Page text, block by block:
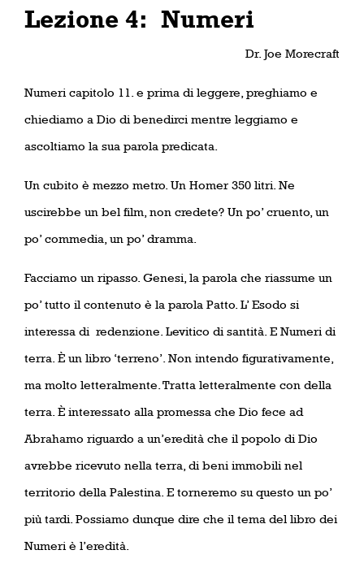
Lezione 4: Numeri
Dr. Joe Morecraft
Numeri capitolo 11. e prima di leggere, preghiamo e
chiediamo a Dio di benedirci mentre leggiamo e
ascoltiamo la sua parola predicata.
Un cubito è mezzo metro. Un Homer 350 litri. Ne
uscirebbe un bel film, non credete? Un po’ cruento, un
po’ commedia, un po’ dramma.
Facciamo un ripasso. Genesi, la parola che riassume un
po’ tutto il contenuto è la parola Patto. L’ Esodo si
interessa di redenzione. Levitico di santità. E Numeri di
terra. È un libro ‘terreno’. Non intendo figurativamente,
ma molto letteralmente. Tratta letteralmente con della
terra. È interessato alla promessa che Dio fece ad
Abrahamo riguardo a un’eredità che il popolo di Dio
avrebbe ricevuto nella terra, di beni immobili nel
territorio della Palestina. E torneremo su questo un po’
più tardi. Possiamo dunque dire che il tema del libro dei
Numeri è l’eredità.